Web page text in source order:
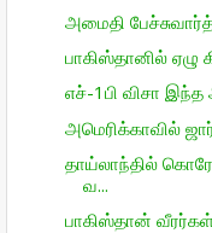
அமைதி
பாகிஸ்தானில்
எச்-1பி விசா
அமெரிக்காவில்
தாய்லாந்தில்
வ...
பாகிஸ்தான்